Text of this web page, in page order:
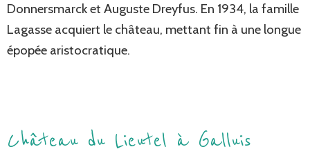
Donnersmarck et Auguste Dreyfus. En 1934, la famille
Lagasse acquiert le château, mettant fin à une longue
épopée aristocratique.
Château du Lieutel à Galluis